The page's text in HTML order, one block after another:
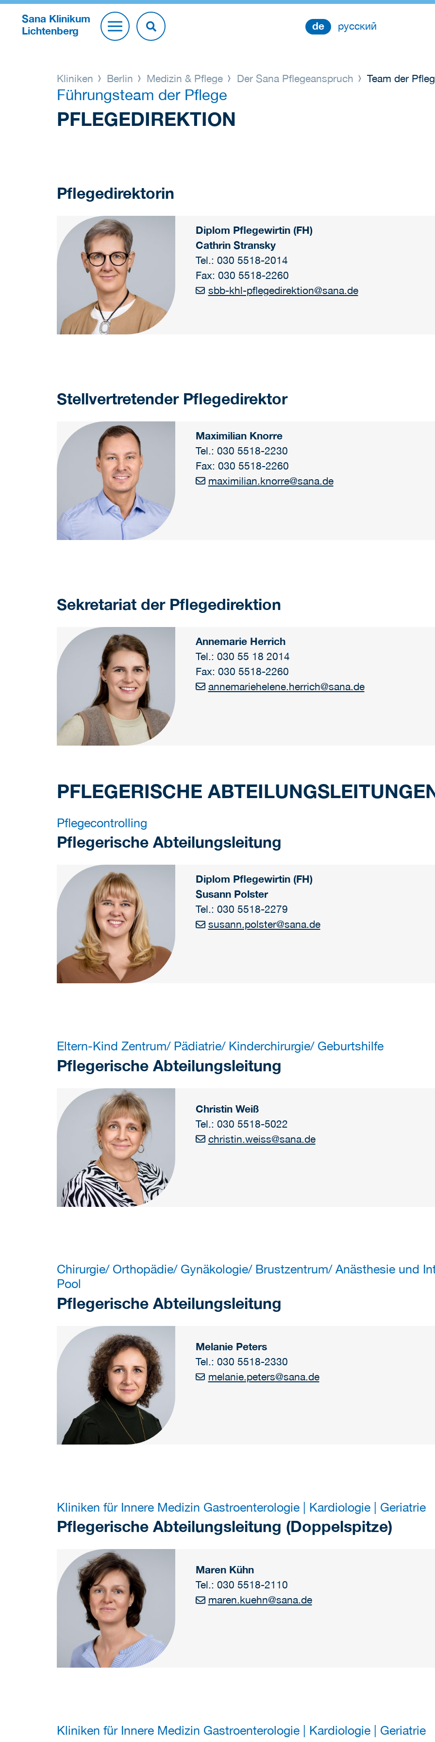
Sana Klinikum
Lichtenberg
de русский
Kliniken Berlin Medizin & Pflege Der Sana Pflegeanspruch Team der
Führungsteam der Pflege
PFLEGEDIREKTION
Pflegedirektorin
Diplom Pflegewirtin (FH)
Cathrin Stransky
Tel.: 030 5518-2014
Fax: 030 5518-2260
sbb-khl-pflegedirektion@sana.de
Stellvertretender Pflegedirektor
Maximilian Knorre
Tel.: 030 5518-2230
Fax: 030 5518-2260
maximilian.knorre@sana.de
Sekretariat der Pflegedirektion
Annemarie Herrich
Tel.: 030 55 18 2014
Fax: 030 5518-2260
annemariehelene.herrich@sana.de
PFLEGERISCHE
Pflegecontrolling
Pflegerische Abteilungsleitung
Diplom Pflegewirtin (FH)
Susann Polster
Tel.: 030 5518-2279
susann.polster@sana.de
Eltern-Kind Zentrum/ Pädiatrie/ Kinderchirurgie/ Geburtshilfe
Pflegerische Abteilungsleitung
Christin Weiß
Tel.: 030 5518-5022
christin.weiss@sana.de
Chirurgie/ Orthopädie/ Gynäkologie/ Brustzentrum/ Anästhesie und
Pool
Pflegerische Abteilungsleitung
Melanie Peters
Tel.: 030 5518-2330
melanie.peters@sana.de
Kliniken für Innere Medizin Gastroenterologie | Kardiologie | Geriatrie
Pflegerische Abteilungsleitung (Doppelspitze)
Maren Kühn
Tel.: 030 5518-2110
maren.kuehn@sana.de
Kliniken für Innere Medizin Gastroenterologie | Kardiologie | Geriatrie